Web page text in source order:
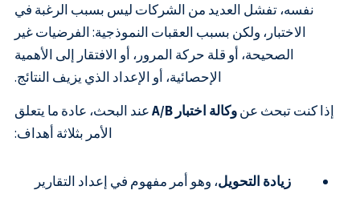
نفسه، تفشل العديد من الشركات ليس بسبب الرغبة في
الاختبار، ولكن بسبب العقبات النموذجية: الفرضيات غير
الصحيحة، أو قلة حركة المرور، أو الافتقار إلى الأهمية
الإحصائية، أو الإعداد الذي يزيف النتائج.
إذا كنت تبحث عنوكالة اختبار A/B
عند البحث، عادة ما يتعلق
الأمر بثلاثة أهداف:
زيادة التحويل، وهو أمر مفهوم في إعداد التقارير